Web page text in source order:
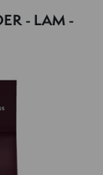
- LAM -